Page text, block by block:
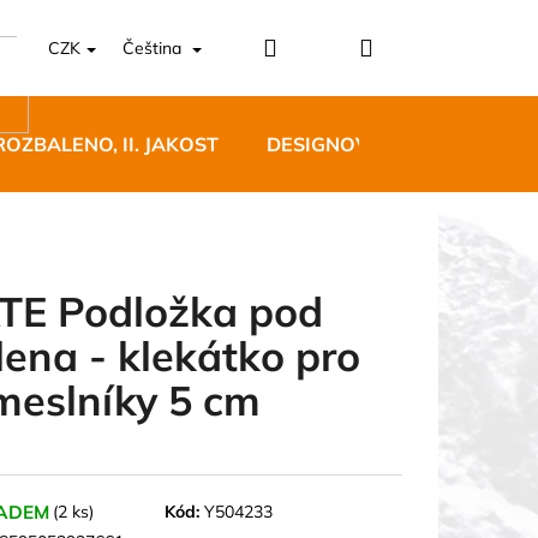
CZK Čeština PřihlášeníNákupní
II. JAKOST DESIGNOVÝ NÁBYTEK
Podložka pod
- klekátko pro
5 cm
(2 ks) Kód: Y504233
BĚŽECKÉ TRAILOVÉ